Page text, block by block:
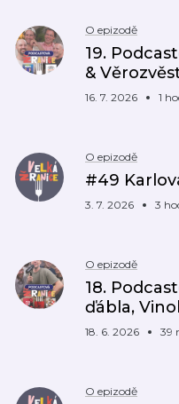
O epizodě
19.
&
16. 7. 2026 1
O epizodě
#49
3. 7. 2026 3
O epizodě
18.
ďábla,
18. 6. 2026 39
O epizodě